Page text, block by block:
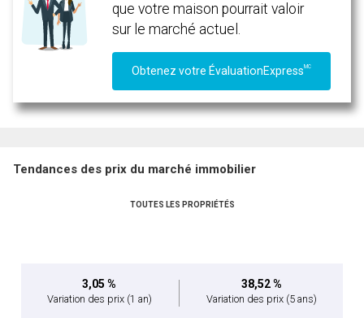
que votre maison pourrait valoir
sur le marché actuel.
Obtenez votre ÉvaluationExpressMC
Tendances des prix du marché immobilier
TOUTES LES PROPRIÉTÉS
3,05 %
Variation des prix (1 an)
38,52 %
Variation des prix (5 ans)